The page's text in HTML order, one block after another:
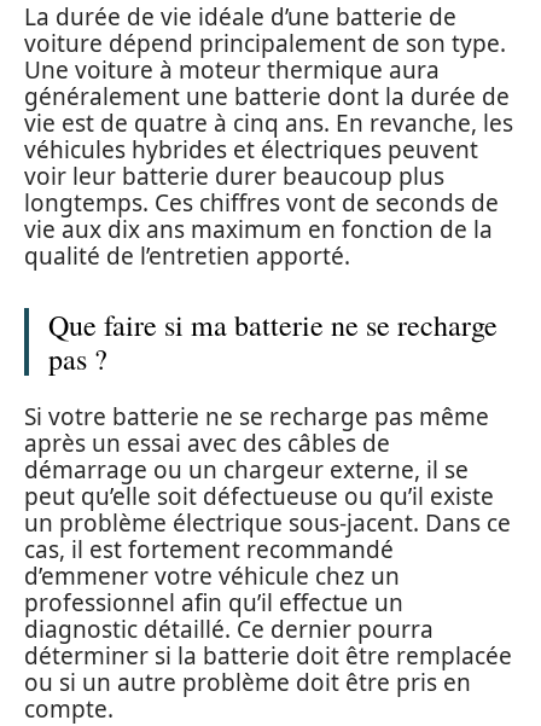
La durée de vie idéale d’une batterie de
voiture dépend principalement de son type.
Une voiture à moteur thermique aura
généralement une batterie dont la durée de
vie est de quatre à cinq ans. En revanche, les
véhicules hybrides et électriques peuvent
voir leur batterie durer beaucoup plus
longtemps. Ces chiffres vont de seconds de
vie aux dix ans maximum en fonction de la
qualité de l’entretien apporté.
Que faire si ma batterie ne se recharge
pas ?
Si votre batterie ne se recharge pas même
après un essai avec des câbles de
démarrage ou un chargeur externe, il se
peut qu’elle soit défectueuse ou qu’il existe
un problème électrique sous-jacent. Dans ce
cas, il est fortement recommandé
d’emmener votre véhicule chez un
professionnel afin qu’il effectue un
diagnostic détaillé. Ce dernier pourra
déterminer si la batterie doit être remplacée
ou si un autre problème doit être pris en
compte.